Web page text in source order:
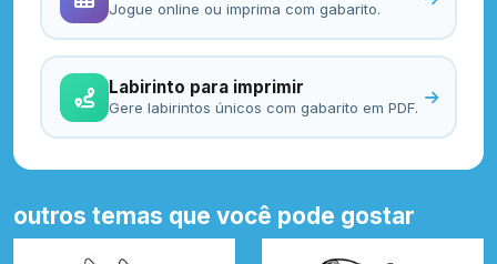
Jogue online ou imprima com gabarito.
Labirinto para imprimir
Gere labirintos únicos com gabarito em PDF.
outros temas que você pode gostar